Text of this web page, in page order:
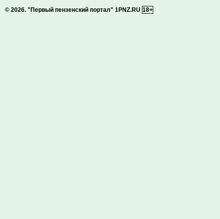
© 2026. "Первый пензенский портал" 1PNZ.RU 18+